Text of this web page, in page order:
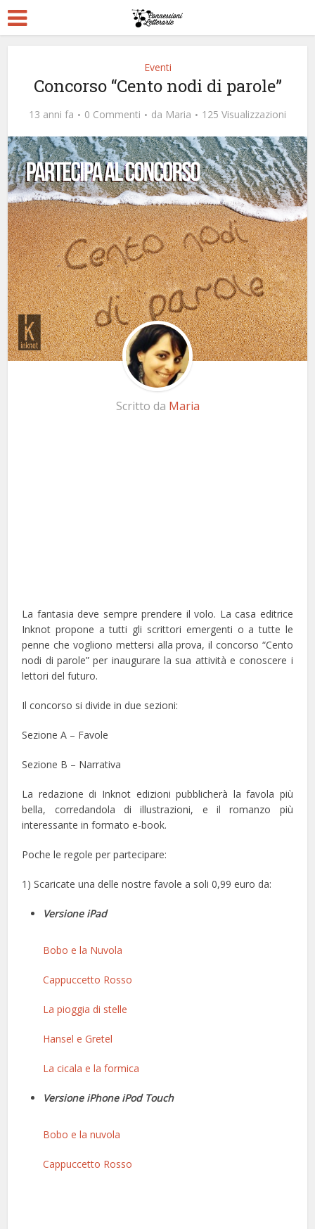
Eventi
Concorso “Cento nodi di parole”
13 anni fa 0 Commenti da Maria 125 Visualizzazioni
Scritto da Maria
La fantasia deve sempre prendere il volo. La casa editrice
Inknot propone a tutti gli scrittori emergenti o a tutte le
penne che vogliono mettersi alla prova, il concorso “Cento
nodi di parole” per inaugurare la sua attività e conoscere i
lettori del futuro.
Il concorso si divide in due sezioni:
Sezione A – Favole
Sezione B – Narrativa
La redazione di Inknot edizioni pubblicherà la favola più
bella, corredandola di illustrazioni, e il romanzo più
interessante in formato e-book.
Poche le regole per partecipare:
1) Scaricate una delle nostre favole a soli 0,99 euro da:
Versione iPad
Bobo e la Nuvola
Cappuccetto Rosso
La pioggia di stelle
Hansel e Gretel
La cicala e la formica
Versione iPhone iPod Touch
Bobo e la nuvola
Cappuccetto Rosso